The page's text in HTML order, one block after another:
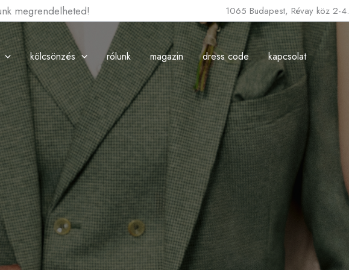
megrendelheted! 1065 Budapest, Révay köz 2-4.
kölcsönzés rólunk magazin dress code kapcsolat